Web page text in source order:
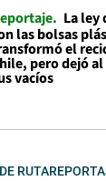
La ley
las bolsas
el
pero dejó
vacíos
RUTA